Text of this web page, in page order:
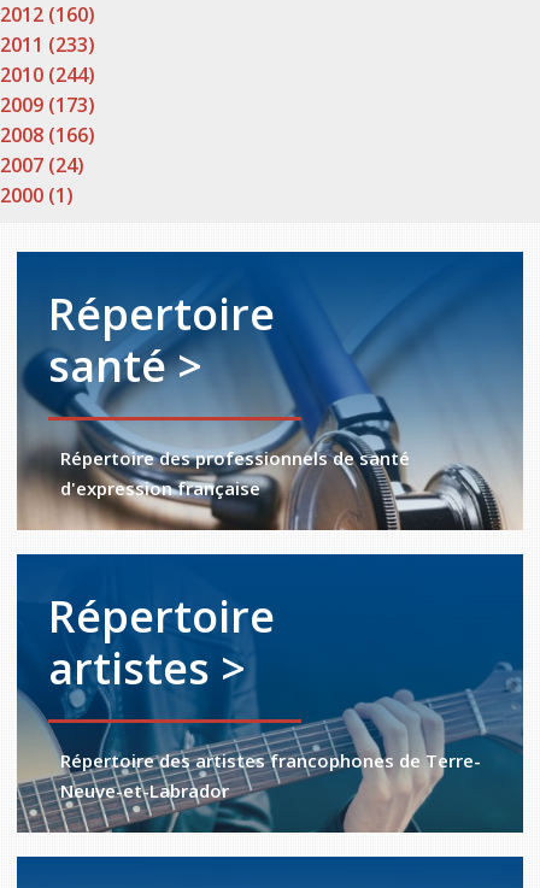
2012 (160)
2011 (233)
2010 (244)
2009 (173)
2008 (166)
2007 (24)
2000 (1)
Répertoire
santé >
Répertoire des professionnels de santé
d'expression française
Répertoire
artistes >
Répertoire des artistes francophones de Terre-
Neuve-et-Labrador